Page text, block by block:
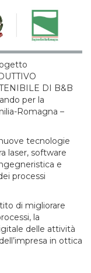
DI B&B
per la
Romagna –
tecnologie
laser, software
e
processi
di migliorare
la
delle attività
in ottica